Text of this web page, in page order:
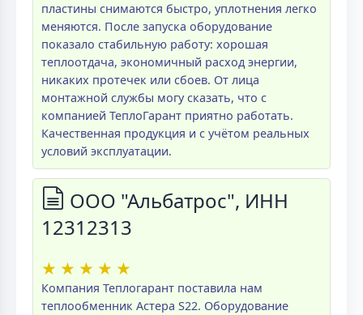
пластины снимаются быстро, уплотнения легко
меняются. После запуска оборудование
показало стабильную работу: хорошая
теплоотдача, экономичный расход энергии,
никаких протечек или сбоев. От лица
монтажной службы могу сказать, что с
компанией ТеплоГарант приятно работать.
Качественная продукция и с учётом реальных
условий эксплуатации.
ООО "Альбатрос", ИНН
12312313
★ ★ ★ ★ ★
Компания Теплогарант поставила нам
теплообменник Астера S22. Оборудование